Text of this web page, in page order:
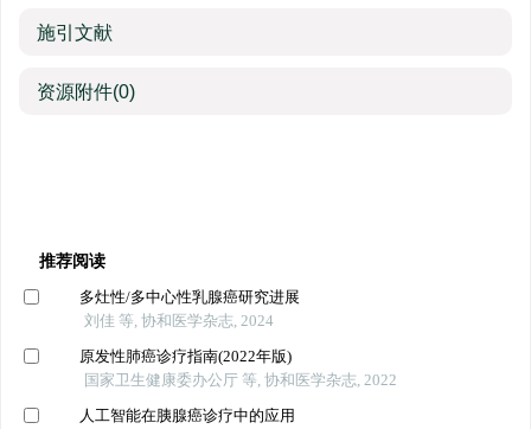
施引文献
资源附件(0)
推荐阅读
多灶性/多中心性乳腺癌研究进展
刘佳 等, 协和医学杂志, 2024
原发性肺癌诊疗指南(2022年版)
国家卫生健康委办公厅 等, 协和医学杂志, 2022
人工智能在胰腺癌诊疗中的应用